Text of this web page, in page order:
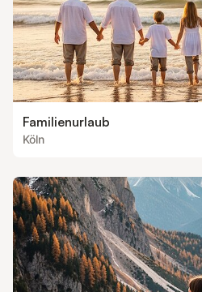
Familienurlaub
Köln